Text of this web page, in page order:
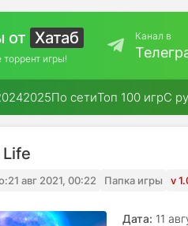
от Хатаб
игры!
Канал в
2025По сетиТоп 100 игрС
21 авг 2021, 00:22 Папка игры v
Дата: 11